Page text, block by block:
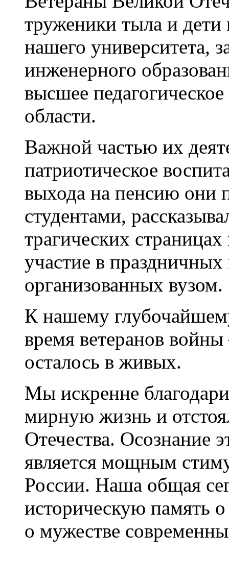
труженики тыла и дети
нашего университета,
инженерного
высшее
области.
Важной частью их
патриотическое
выхода на пенсию они
студентами,
трагических
участие в
организованных вузом.
К нашему
время ветеранов
осталось в живых.
Мы искренне
мирную жизнь и
Отечества. Осознание
является мощным
России. Наша общая
историческую память о
о мужестве